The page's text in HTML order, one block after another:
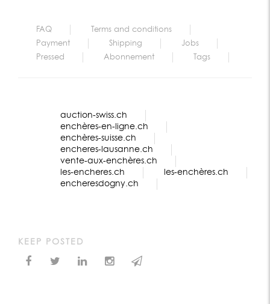
FAQ
Terms and conditions
Payment
Shipping
Jobs
Pressed
Abonnement Tags
auction-swiss.ch
enchères-en-ligne.ch
enchères-suisse.ch
encheres-lausanne.ch
vente-aux-enchères.ch
les-encheres.ch
les-enchères.ch
encheresdogny.ch
KEEP POSTED